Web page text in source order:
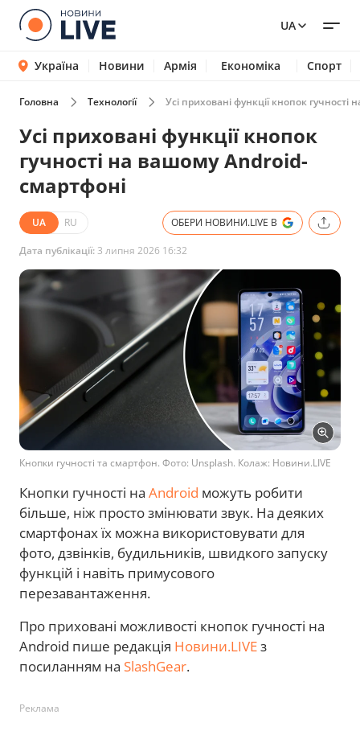
UA
Україна Новини Армія Економіка Спорт
Головна Технології Усі приховані функції кнопок
Усі приховані функції кнопок
гучності на вашому Android-
смартфоні
UA RU ОБЕРИ НОВИНИ.LIVE В
Дата публікації: 3 липня 2026 16:32
Кнопки гучності та смартфон. Фото: Unsplash. Колаж: Новини.LIVE
Кнопки гучності на Android можуть робити
більше, ніж просто змінювати звук. На деяких
смартфонах їх можна використовувати для
фото, дзвінків, будильників, швидкого запуску
функцій і навіть примусового
перезавантаження.
Про приховані можливості кнопок гучності на
Android пише редакція Новини.LIVEз
посиланням на SlashGear.
Реклама